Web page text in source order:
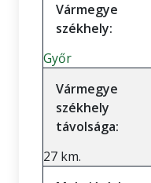
Vármegye
székhely:
Győr
Vármegye
székhely
távolsága:
27 km.